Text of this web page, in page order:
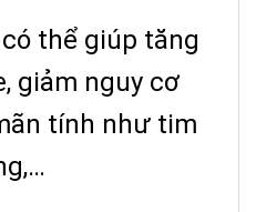
thể giúp tăng
giảm nguy cơ
tính như tim